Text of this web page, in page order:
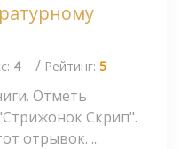
4 / Рейтинг: 5
Отметь
Скрип".
отрывок. ...